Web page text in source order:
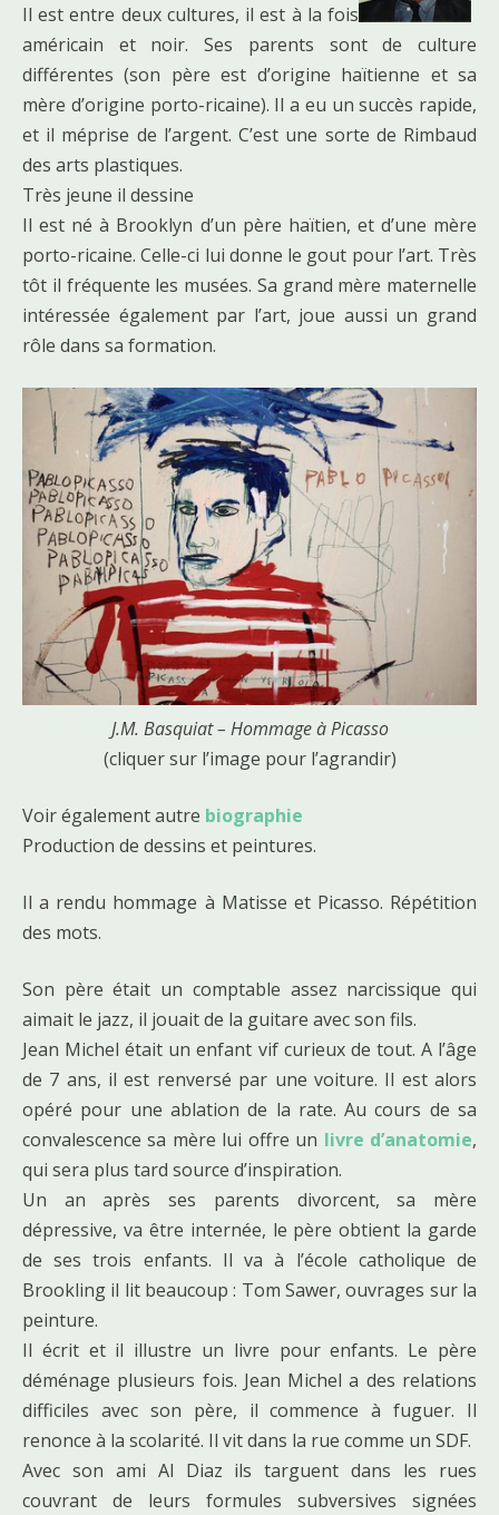
Il est entre deux cultures, il est à la fois
américain et noir. Ses parents sont de culture
différentes (son père est d’origine haïtienne et sa
mère d’origine porto-ricaine). Il a eu un succès rapide,
et il méprise de l’argent. C’est une sorte de Rimbaud
des arts plastiques.
Très jeune il dessine
Il est né à Brooklyn d’un père haïtien, et d’une mère
porto-ricaine. Celle-ci lui donne le gout pour l’art. Très
tôt il fréquente les musées. Sa grand mère maternelle
intéressée également par l’art, joue aussi un grand
rôle dans sa formation.
J.M. Basquiat – Hommage à Picasso
(cliquer sur l’image pour l’agrandir)
Voir également autre biographie
Production de dessins et peintures.
Il a rendu hommage à Matisse et Picasso. Répétition
des mots.
Son père était un comptable assez narcissique qui
aimait le jazz, il jouait de la guitare avec son fils.
Jean Michel était un enfant vif curieux de tout. A l’âge
de 7 ans, il est renversé par une voiture. Il est alors
opéré pour une ablation de la rate. Au cours de sa
convalescence sa mère lui offre un livre d’anatomie,
qui sera plus tard source d’inspiration.
Un an après ses parents divorcent, sa mère
dépressive, va être internée, le père obtient la garde
de ses trois enfants. Il va à l’école catholique de
Brookling il lit beaucoup : Tom Sawer, ouvrages sur la
peinture.
Il écrit et il illustre un livre pour enfants. Le père
déménage plusieurs fois. Jean Michel a des relations
difficiles avec son père, il commence à fuguer. Il
renonce à la scolarité. Il vit dans la rue comme un SDF.
Avec son ami Al Diaz ils targuent dans les rues
couvrant de leurs formules subversives signées